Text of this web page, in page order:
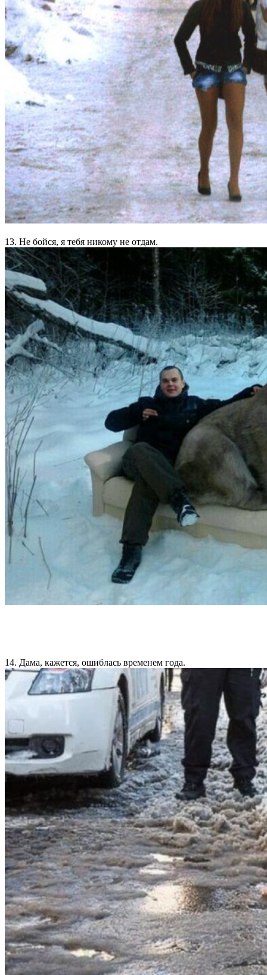
13. Не бойся, я тебя никому не отдам.
14. Дама, кажется, ошиблась временем года.